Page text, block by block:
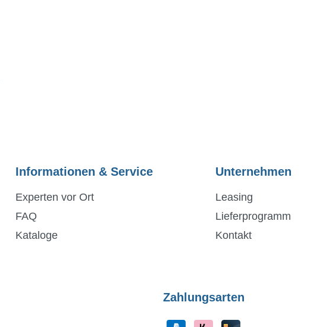
Informationen & Service
Experten vor Ort
FAQ
Kataloge
Unternehmen
Leasing
Lieferprogramm
Kontakt
Zahlungsarten